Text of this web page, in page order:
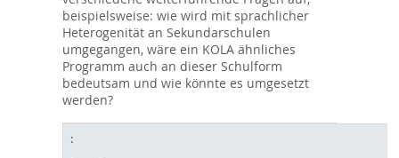
beispielsweise: wie wird mit sprachlicher
Heterogenität an Sekundarschulen
umgegangen, wäre ein KOLA ähnliches
Programm auch an dieser Schulform
bedeutsam und wie könnte es umgesetzt
werden?